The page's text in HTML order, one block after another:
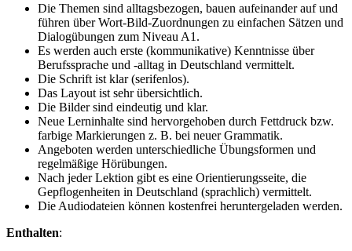
Die Themen sind alltagsbezogen, bauen aufeinander auf und
führen über Wort-Bild-Zuordnungen zu einfachen Sätzen und
Dialogübungen zum Niveau A1.
Es werden auch erste (kommunikative) Kenntnisse über
Berufssprache und -alltag in Deutschland vermittelt.
Die Schrift ist klar (serifenlos).
Das Layout ist sehr übersichtlich.
Die Bilder sind eindeutig und klar.
Neue Lerninhalte sind hervorgehoben durch Fettdruck bzw.
farbige Markierungen z. B. bei neuer Grammatik.
Angeboten werden unterschiedliche Übungsformen und
regelmäßige Hörübungen.
Nach jeder Lektion gibt es eine Orientierungsseite, die
Gepflogenheiten in Deutschland (sprachlich) vermittelt.
Die Audiodateien können kostenfrei heruntergeladen werden.
Enthalten: